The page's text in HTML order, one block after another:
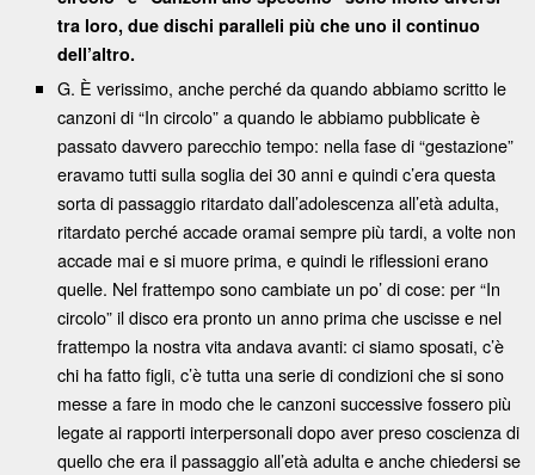
tra loro, due dischi paralleli più che uno il continuo
dell’altro.
G. È verissimo, anche perché da quando abbiamo scritto le
canzoni di “In circolo” a quando le abbiamo pubblicate è
passato davvero parecchio tempo: nella fase di “gestazione”
eravamo tutti sulla soglia dei 30 anni e quindi c’era questa
sorta di passaggio ritardato dall’adolescenza all’età adulta,
ritardato perché accade oramai sempre più tardi, a volte non
accade mai e si muore prima, e quindi le riflessioni erano
quelle. Nel frattempo sono cambiate un po’ di cose: per “In
circolo” il disco era pronto un anno prima che uscisse e nel
frattempo la nostra vita andava avanti: ci siamo sposati, c’è
chi ha fatto figli, c’è tutta una serie di condizioni che si sono
messe a fare in modo che le canzoni successive fossero più
legate ai rapporti interpersonali dopo aver preso coscienza di
quello che era il passaggio all’età adulta e anche chiedersi se